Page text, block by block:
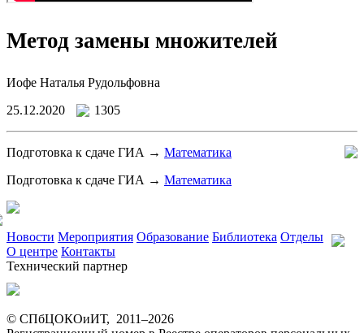
Метод замены множителей
Иофе Наталья Рудольфовна
25.12.2020
1305
Подготовка к сдаче ГИА → Математика
Подготовка к сдаче ГИА → Математика
Новости Мероприятия Образование Библиотека Отделы
О центре Контакты
Технический партнер
© СПбЦОКОиИТ, 2011–2026